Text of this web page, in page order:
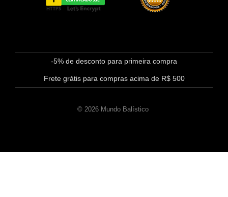
-5% de desconto para primeira compra
Frete grátis para compras acima de R$ 500
© 2026 Mundo Balístico